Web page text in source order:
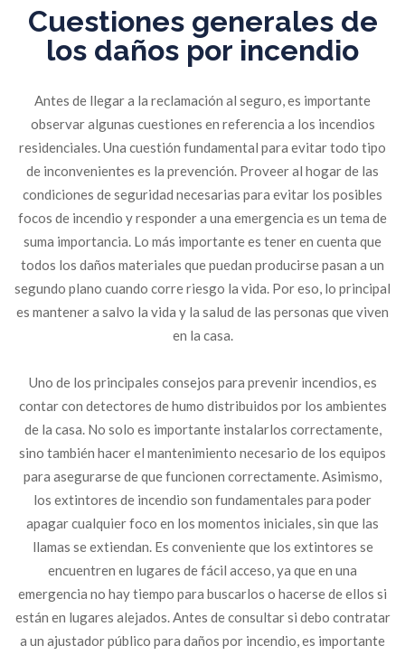
Cuestiones generales de
los daños por incendio
Antes de llegar a la reclamación al seguro, es importante
observar algunas cuestiones en referencia a los incendios
residenciales. Una cuestión fundamental para evitar todo tipo
de inconvenientes es la prevención. Proveer al hogar de las
condiciones de seguridad necesarias para evitar los posibles
focos de incendio y responder a una emergencia es un tema de
suma importancia. Lo más importante es tener en cuenta que
todos los daños materiales que puedan producirse pasan a un
segundo plano cuando corre riesgo la vida. Por eso, lo principal
es mantener a salvo la vida y la salud de las personas que viven
en la casa.
Uno de los principales consejos para prevenir incendios, es
contar con detectores de humo distribuidos por los ambientes
de la casa. No solo es importante instalarlos correctamente,
sino también hacer el mantenimiento necesario de los equipos
para asegurarse de que funcionen correctamente. Asimismo,
los extintores de incendio son fundamentales para poder
apagar cualquier foco en los momentos iniciales, sin que las
llamas se extiendan. Es conveniente que los extintores se
encuentren en lugares de fácil acceso, ya que en una
emergencia no hay tiempo para buscarlos o hacerse de ellos si
están en lugares alejados. Antes de consultar si debo contratar
a un ajustador público para daños por incendio, es importante